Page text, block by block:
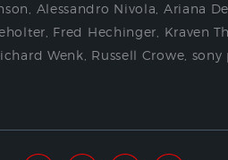
Alessandro Nivola Ariana
Fred Hechinger Kraven
Wenk Russell Crowe sony